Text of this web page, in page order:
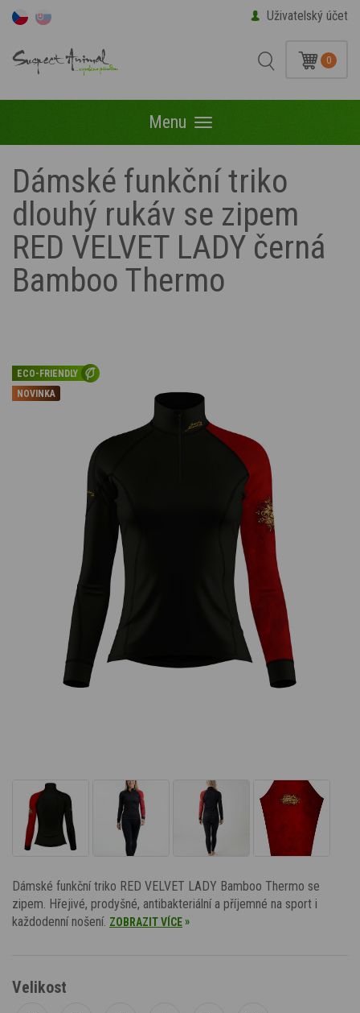
Uživatelský účet
0
Menu Menu
Dámské funkční triko
dlouhý rukáv se zipem
RED VELVET LADY černá
Bamboo Thermo
ECO-FRIENDLY
NOVINKA
Dámské funkční triko RED VELVET LADY Bamboo Thermo se
zipem. Hřejivé, prodyšné, antibakteriální a příjemné na sport i
každodenní nošení. ZOBRAZIT VÍCE»
Velikost